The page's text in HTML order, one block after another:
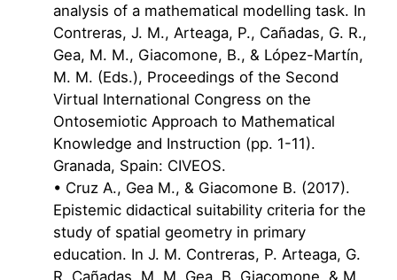
analysis of a mathematical modelling task. In
Contreras, J. M., Arteaga, P., Cañadas, G. R.,
Gea, M. M., Giacomone, B., & López-Martín,
M. M. (Eds.), Proceedings of the Second
Virtual International Congress on the
Ontosemiotic Approach to Mathematical
Knowledge and Instruction (pp. 1-11).
Granada, Spain: CIVEOS.
• Cruz A., Gea M., & Giacomone B. (2017).
Epistemic didactical suitability criteria for the
study of spatial geometry in primary
education. In J. M. Contreras, P. Arteaga, G.
R. Cañadas, M. M. Gea, B. Giacomone, & M.